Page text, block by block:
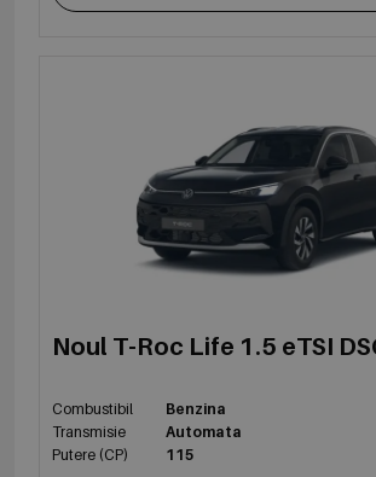
Noul T-Roc Life 1.5 eTSI
Combustibil
Benzina
Transmisie
Automata
Putere (CP)
115